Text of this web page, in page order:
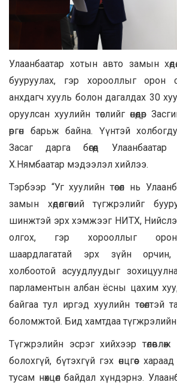
Улаанбаатар хотын авто замын
бууруулах, гэр хорооллыг орон
анхдагч хууль болон дагалдах 30
оруулсан хуулийн төслийг өнөөдөр
өргөн барьж байна. Үүнтэй
Засаг дарга бөгөөд
Х.Нямбаатар мэдээлэл хийлээ.
Тэрбээр “Уг хуулийн төсөл нь
замын хөдөлгөөний түгжрэлийг
шинжтэй эрх хэмжээг НИТХ,
олгох, гэр хорооллыг орон
шаардлагатай эрх зүйн орчин,
холбоотой асуудлуудыг
парламентын албан ёсны цахим
байгаа тул иргэд хуулийн төсөлтэй
боломжтой. Бид хамтдаа түгжрэлийн
Түгжрэлийн эсрэг хийхээр
болохгүй, бүтэхгүй гэх өнцгөөс
тусам нөхцөл байдал хүндэрнэ.